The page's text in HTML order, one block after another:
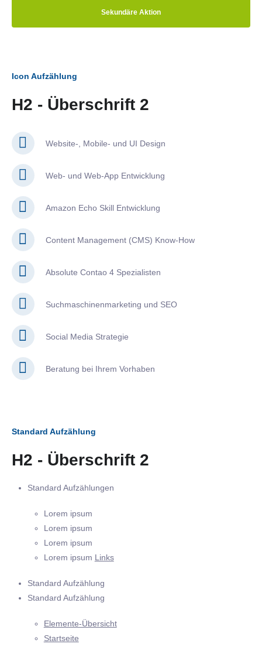
Sekundäre Aktion
Icon Aufzählung
H2 - Überschrift 2
Website-, Mobile- und UI Design
Web- und Web-App Entwicklung
Amazon Echo Skill Entwicklung
Content Management (CMS) Know-How
Absolute Contao 4 Spezialisten
Suchmaschinenmarketing und SEO
Social Media Strategie
Beratung bei Ihrem Vorhaben
Standard Aufzählung
H2 - Überschrift 2
Standard Aufzählungen
Lorem ipsum
Lorem ipsum
Lorem ipsum
Lorem ipsum Links
Standard Aufzählung
Standard Aufzählung
Elemente-Übersicht
Startseite